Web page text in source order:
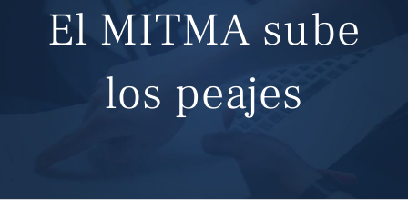
El MITMA sube
los peajes